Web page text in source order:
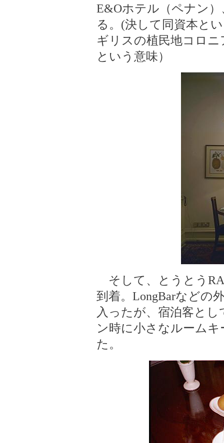
E&Oホテル（ペナン
る。(決して同資本と
ギリスの植民地コロ
という意味）
そして、とうとう
到着。LongBarなどの
入ったが、宿泊客と
ン時に小さなルーム
た。